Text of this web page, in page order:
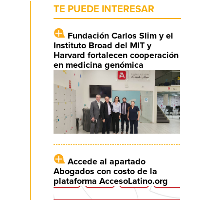
TE PUEDE INTERESAR
Fundación Carlos Slim y el
Instituto Broad del MIT y
Harvard fortalecen cooperación
en medicina genómica
Accede al apartado
Abogados con costo de la
plataforma AccesoLatino.org